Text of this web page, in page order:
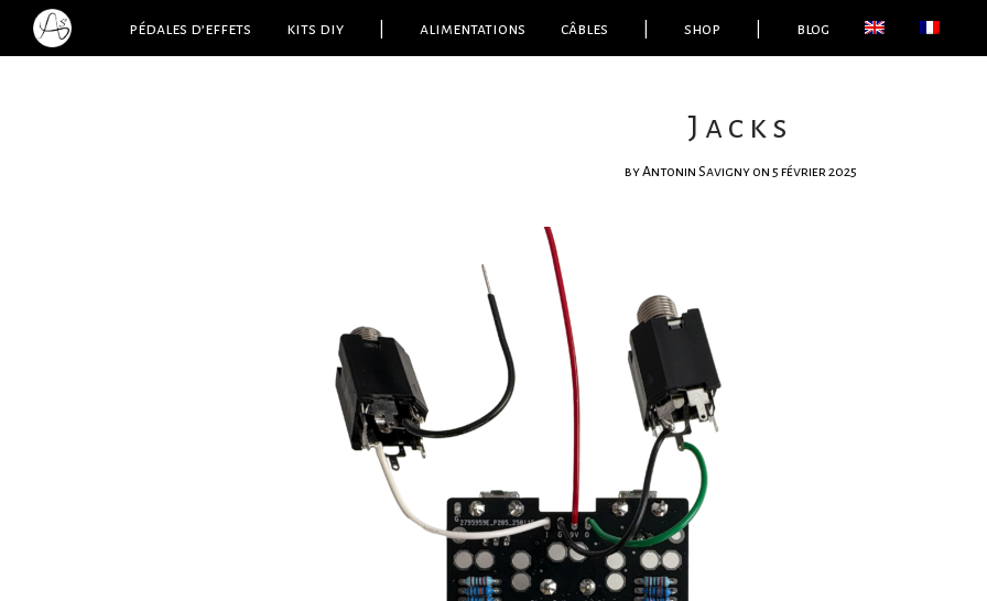
pédales d’effets kits diy alimentations câbles shop blog
Jacks
byAntonin Savigny on 5 février 2025